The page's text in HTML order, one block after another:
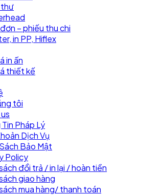
thư
– phiếu thu chi
in PP, Hiflex
in ấn
thiết kế
tôi
Pháp Lý
Dịch Vụ
Bảo Mật
Policy
đổi trả / in lại / hoàn tiền
giao hàng
mua hàng/ thanh toán